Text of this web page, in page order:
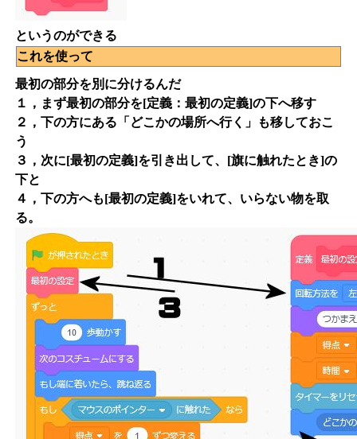
というのができる
これを使って
最初の部分を別に分けるんだ
１，まず最初の部分を[定義：最初の定義]の下へ移す
２，下の方にある「どこかの場所へ行く」も移しておこ
う
３，次に[最初の定義]を引き出して、[旗に触れたとき]の
下と
４，下の方へも[最初の定義]をいれて、いらない物を取
る。